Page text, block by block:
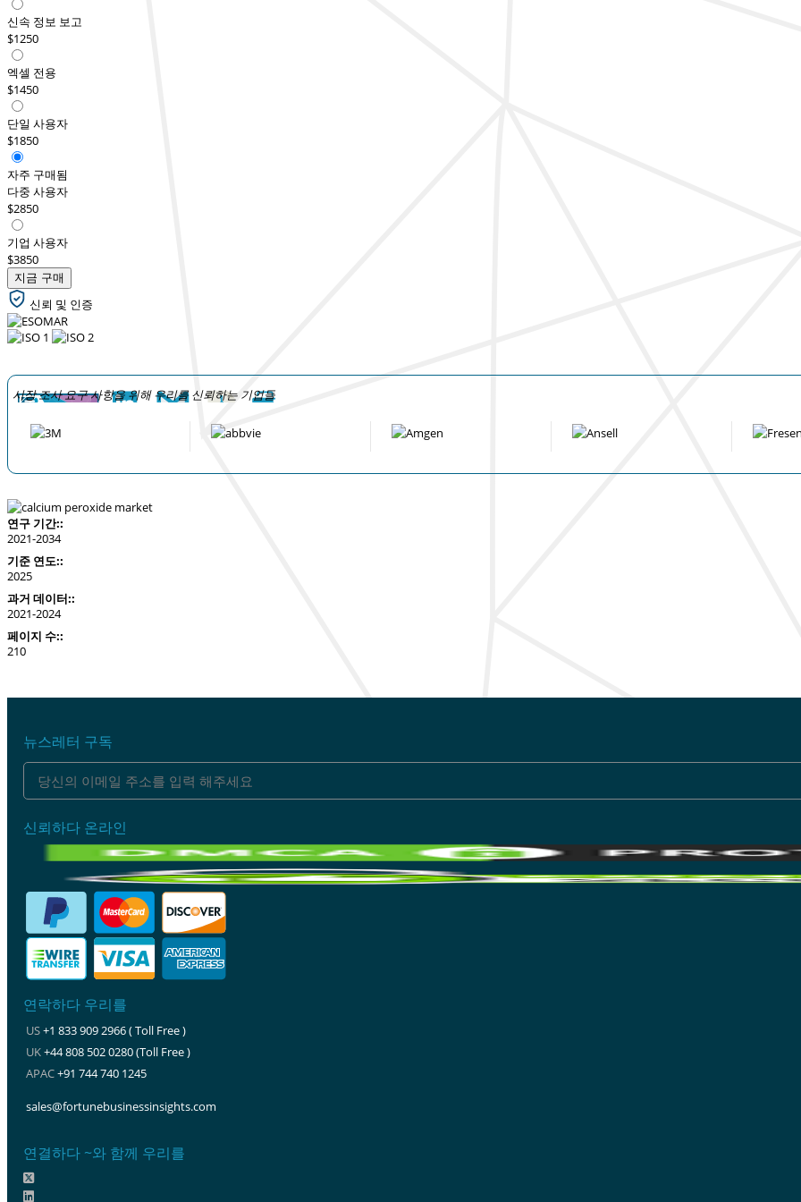
신속 정보 보고
$1250
엑셀 전용
$1450
단일 사용자
$1850
자주 구매됨
다중 사용자
$2850
기업 사용자
$3850
지금 구매
신뢰 및 인증
시장 조사 요구 사항을 위해 우리를 신뢰하는 기업들
연구 기간::
2021-2034
기준 연도::
2025
과거 데이터::
2021-2024
페이지 수::
210
뉴스레터 구독
신뢰하다 온라인
연락하다 우리를
US+1 833 909 2966 ( Toll Free )
UK+44 808 502 0280 (Toll Free )
APAC+91 744 740 1245
sales@fortunebusinessinsights.com
연결하다 ~와 함께 우리를